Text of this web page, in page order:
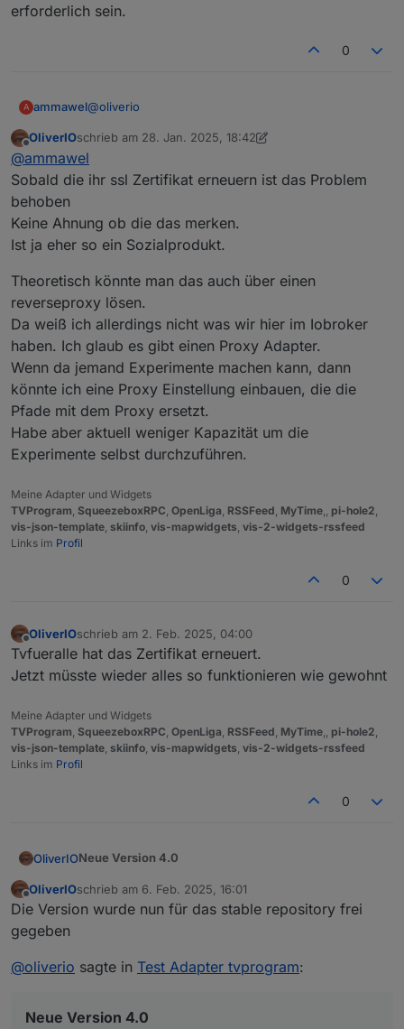
erforderlich sein.
0
A ammawel@oliverio
Auf PC und Surface funktioniert es prinzipiell,
Tagen erneut tvfueralle.deaufrufen. Eine
Auf dem iPad funktioniert es jetzt auch mit der
App nach Aufruf von
auch erforderlich ist, kann ich noch nicht
Auf den Android-Smartphones funktioniert es
ebenfalls nach Aufruf von tvfueralle.de im
Browser,aber nicht mit der iOBroker-App
Vielen Dank für die Mühen, vielleicht wird die
"Krücke" mit dem Aufruf im Browser irgendwann ja
OliverIOschrieb am 28. Jan. 2025, 18:42
zuletzt editiert von OliverIO
@ammawel
Sobald die ihr ssl Zertifikat erneuern ist das Problem
behoben
Keine Ahnung ob die das merken.
Ist ja eher so ein Sozialprodukt.
Theoretisch könnte man das auch über einen
reverseproxy lösen.
Da weiß ich allerdings nicht was wir hier im Iobroker
haben. Ich glaub es gibt einen Proxy Adapter.
Wenn da jemand Experimente machen kann, dann
könnte ich eine Proxy Einstellung einbauen, die die
Pfade mit dem Proxy ersetzt.
Habe aber aktuell weniger Kapazität um die
Experimente selbst durchzuführen.
Meine Adapter und Widgets
TVProgram, SqueezeboxRPC, OpenLiga, RSSFeed, MyTime,, pi-hole2,
vis-json-template, skiinfo, vis-mapwidgets, vis-2-widgets-rssfeed
Links im Profil
0
Offline
OliverIOschrieb am 2. Feb. 2025, 04:00
zuletzt editiert von
Tvfueralle hat das Zertifikat erneuert.
Jetzt müsste wieder alles so funktionieren wie gewohnt
Meine Adapter und Widgets
TVProgram, SqueezeboxRPC, OpenLiga, RSSFeed, MyTime,, pi-hole2,
vis-json-template, skiinfo, vis-mapwidgets, vis-2-widgets-rssfeed
Links im Profil
0
OliverIONeue Version 4.0
Das Problem mit der falschen Position des
Zeitmarkers wurde behoben.
Dazu wurde nun jedem widget ein neues Attribut
breitere widgets muss der Wert entsprechend
angepasst werden. Die CSS-Anweisung aus der
entfernt werden.
Offline
OliverIOschrieb am 6. Feb. 2025, 16:01
zuletzt editiert von
Die Version wurde nun für das stable repository frei
gegeben
@oliverio sagte in Test Adapter tvprogram:
Neue Version 4.0